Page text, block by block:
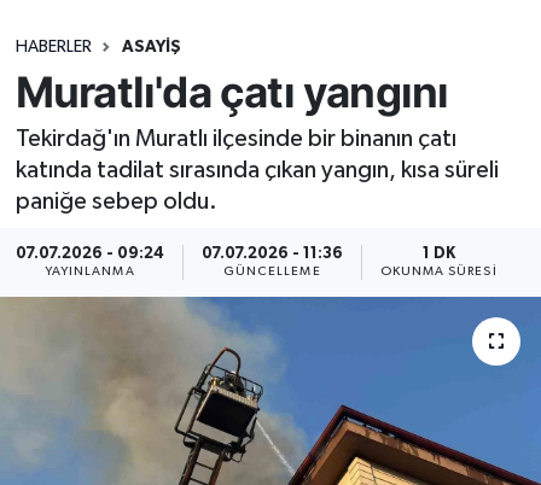
HABERLER ASAYIŞ
Muratlı'da çatı yangını
Tekirdağ'ın Muratlı ilçesinde bir binanın çatı
katında tadilat sırasında çıkan yangın, kısa süreli
paniğe sebep oldu.
07.07.2026 - 09:24
YAYINLANMA
07.07.2026 - 11:36
GÜNCELLEME
1 DK
OKUNMA SÜRESI
Ekonomi
Gündem
Kültür-Sanat
Sağlık
Haber Arşivi